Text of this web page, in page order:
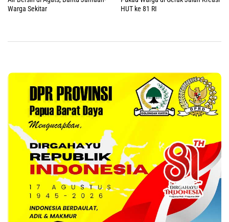
Warga Sekitar
HUT ke 81 RI